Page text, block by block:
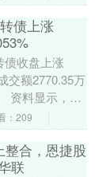
债上涨
债收盘上涨
交额2770.35万
资料显示，科
：209
合，恩捷股
联